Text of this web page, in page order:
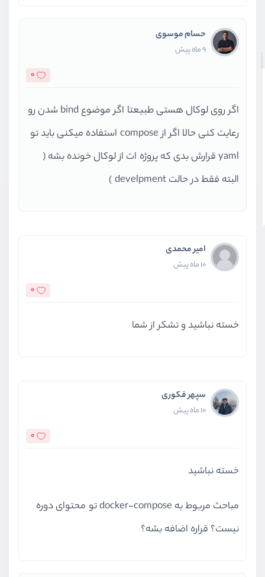
مقیاس‌پذیری، بازیابی سریع و عیب‌یابی آسان‌تر دارند.
آشنایی با مفاهیم اولیه لینوکس و ترمینال
سرفصل‌های دوره Docker
چرا باید از داکر و کانتینرها استفاده کنیم؟
مختلف
آشنایی با Image و Container
حسام موسوی
9 ماه پیش
0
اگر روی لوکال هستی طبیعتا اگر موضوع bind شدن رو
رعایت کنی حالا اگر از compose استفاده میکنی باید تو
yaml قرارش بدی که پروژه ات از لوکال خونده بشه (
البته فقط در حالت develpment )
امیر محمدی
10 ماه پیش
0
خسته نباشید و تشکر از شما
سپهر فکوری
10 ماه پیش
0
خسته نباشید
مباحث مربوط به docker-compose تو محتوای دوره
نیست؟ قراره اضافه بشه؟